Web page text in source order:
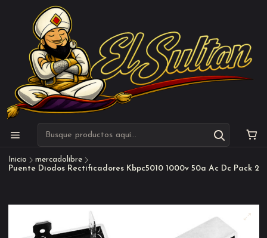
Inicio
mercadolibre
Puente Diodos Rectificadores Kbpc5010 1000v 50a Ac Dc Pack 2